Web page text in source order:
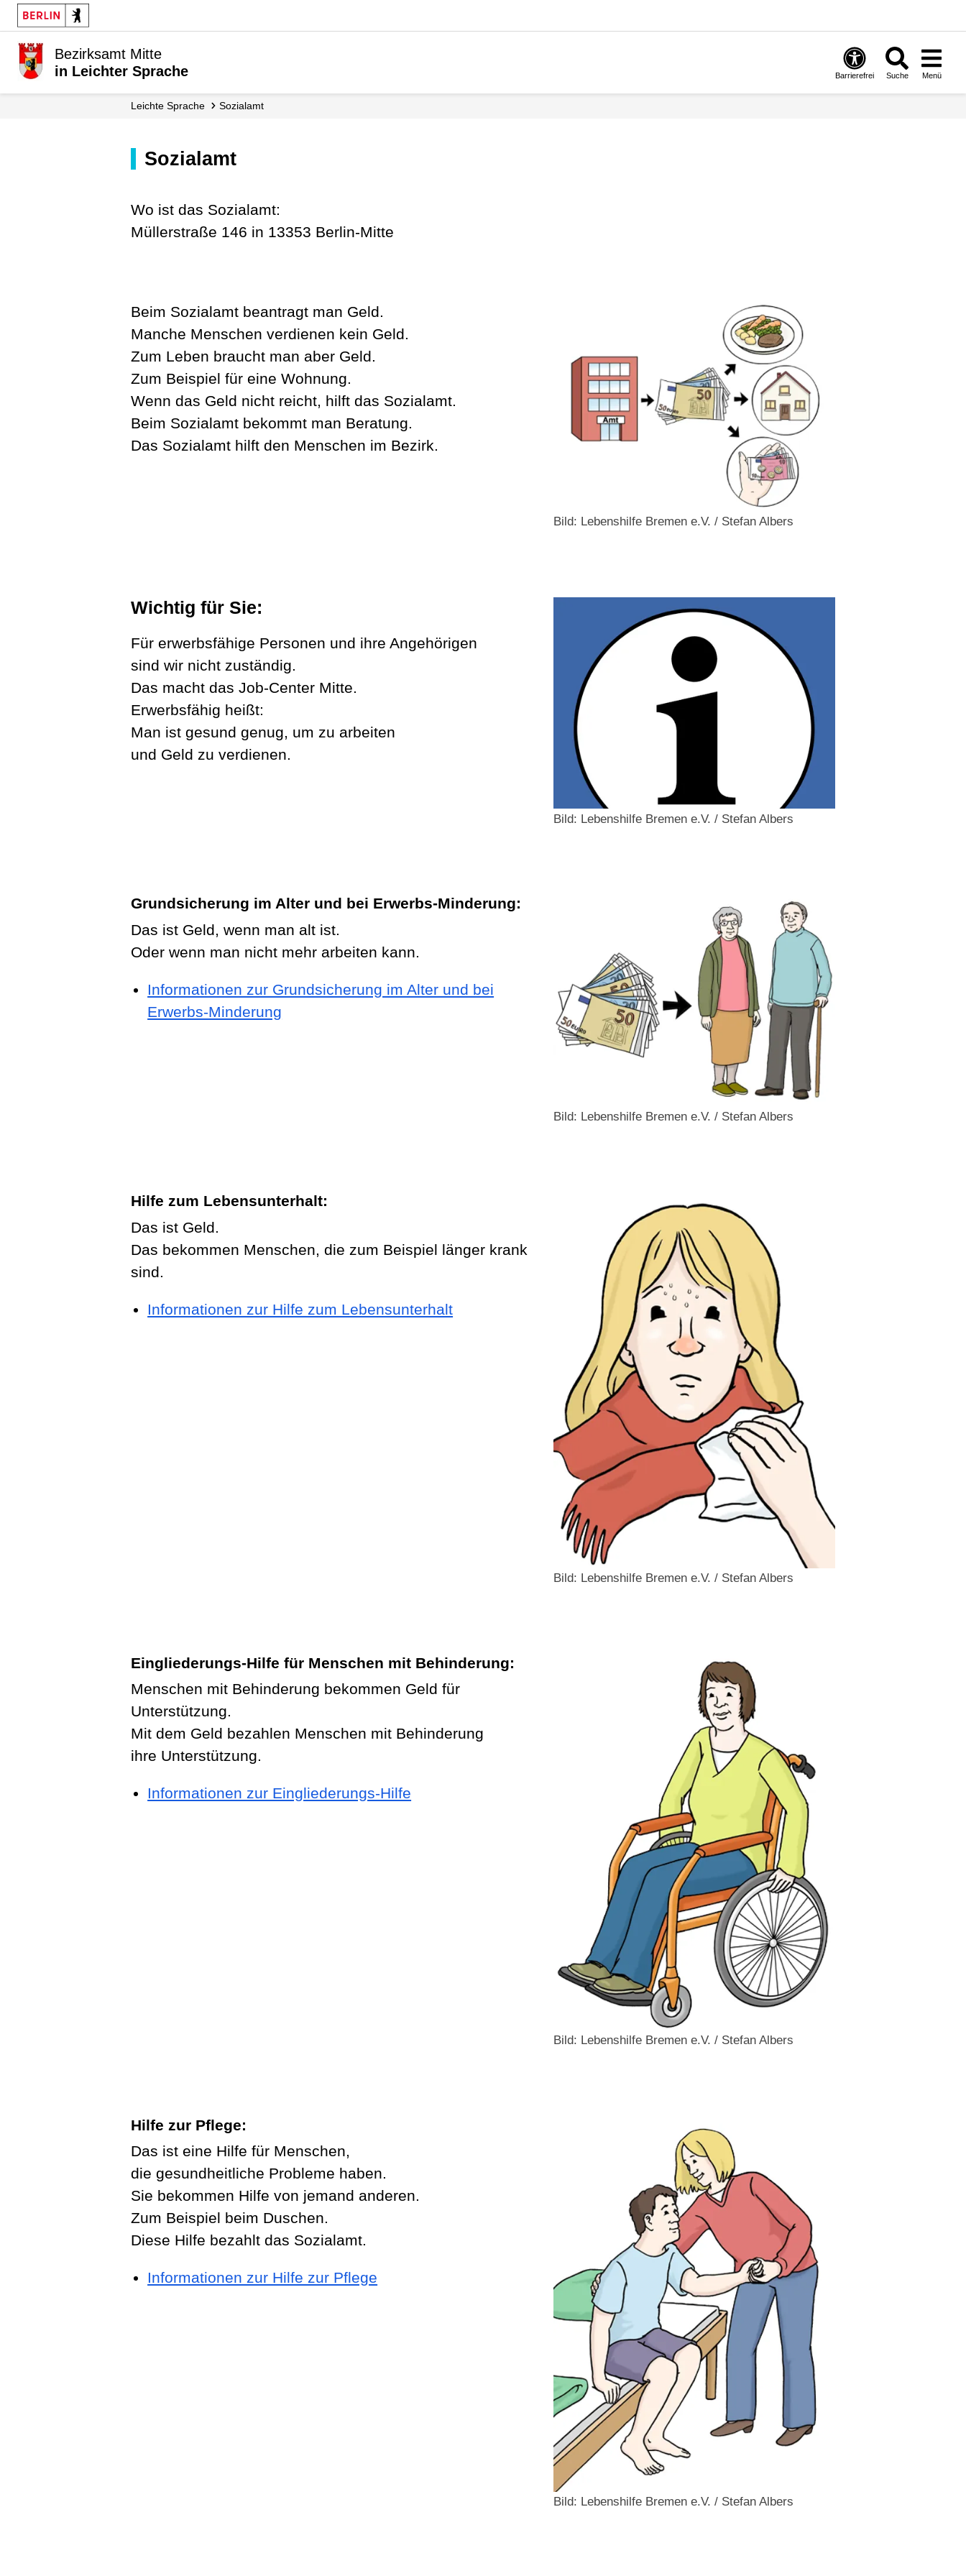
Bezirksamt Mitte
in Leichter Sprache
Barrierefrei Suche Menü
Leichte Sprache Sozialamt
Sozialamt
Wo ist das Sozialamt:
Müllerstraße 146 in 13353 Berlin-Mitte
Bild: Lebenshilfe Bremen e.V. / Stefan Albers
Beim Sozialamt beantragt man Geld.
Manche Menschen verdienen kein Geld.
Zum Leben braucht man aber Geld.
Zum Beispiel für eine Wohnung.
Wenn das Geld nicht reicht, hilft das Sozialamt.
Beim Sozialamt bekommt man Beratung.
Das Sozialamt hilft den Menschen im Bezirk.
Bild: Lebenshilfe Bremen e.V. / Stefan Albers
Wichtig für Sie:
Für erwerbsfähige Personen und ihre Angehörigen
sind wir nicht zuständig.
Das macht das Job-Center Mitte.
Erwerbsfähig heißt:
Man ist gesund genug, um zu arbeiten
und Geld zu verdienen.
Bild: Lebenshilfe Bremen e.V. / Stefan Albers
Grundsicherung im Alter und bei Erwerbs-Minderung:
Das ist Geld, wenn man alt ist.
Oder wenn man nicht mehr arbeiten kann.
Informationen zur Grundsicherung im Alter und bei
Erwerbs-Minderung
Bild: Lebenshilfe Bremen e.V. / Stefan Albers
Hilfe zum Lebensunterhalt:
Das ist Geld.
Das bekommen Menschen, die zum Beispiel länger krank
sind.
Informationen zur Hilfe zum Lebensunterhalt
Bild: Lebenshilfe Bremen e.V. / Stefan Albers
Eingliederungs-Hilfe für Menschen mit Behinderung:
Menschen mit Behinderung bekommen Geld für
Unterstützung.
Mit dem Geld bezahlen Menschen mit Behinderung
ihre Unterstützung.
Informationen zur Eingliederungs-Hilfe
Bild: Lebenshilfe Bremen e.V. / Stefan Albers
Hilfe zur Pflege:
Das ist eine Hilfe für Menschen,
die gesundheitliche Probleme haben.
Sie bekommen Hilfe von jemand anderen.
Zum Beispiel beim Duschen.
Diese Hilfe bezahlt das Sozialamt.
Informationen zur Hilfe zur Pflege